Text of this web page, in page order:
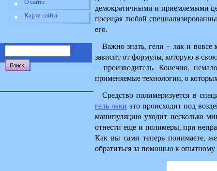
О сайте
Карта сайта
демократичными и приемлемыми
посещая любой
его.
Важно знать, гели – лак и вовсе
зависит от формулы, которую в
– производитель. Конечно,
применяемые технологии, о
Средство полимеризуется в
гель лаки это происходит под
манипуляцию уходит несколько
отнести еще и полимеры, при
Как вы сами теперь понимаете,
обратиться за помощью к опытному